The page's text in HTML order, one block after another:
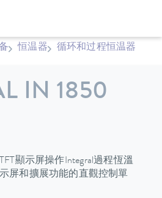
恒温器
循环和过程恒温器
IN 1850
顯示屏操作Integral過程恆溫
屏和擴展功能的直觀控制單